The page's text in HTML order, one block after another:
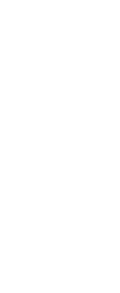
·重庆大